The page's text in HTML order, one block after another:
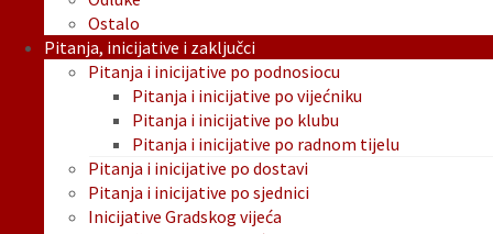
Ostalo
Pitanja, inicijative i zaključci
Pitanja i inicijative po podnosiocu
Pitanja i inicijative po vijećniku
Pitanja i inicijative po klubu
Pitanja i inicijative po radnom tijelu
Pitanja i inicijative po dostavi
Pitanja i inicijative po sjednici
Inicijative Gradskog vijeća